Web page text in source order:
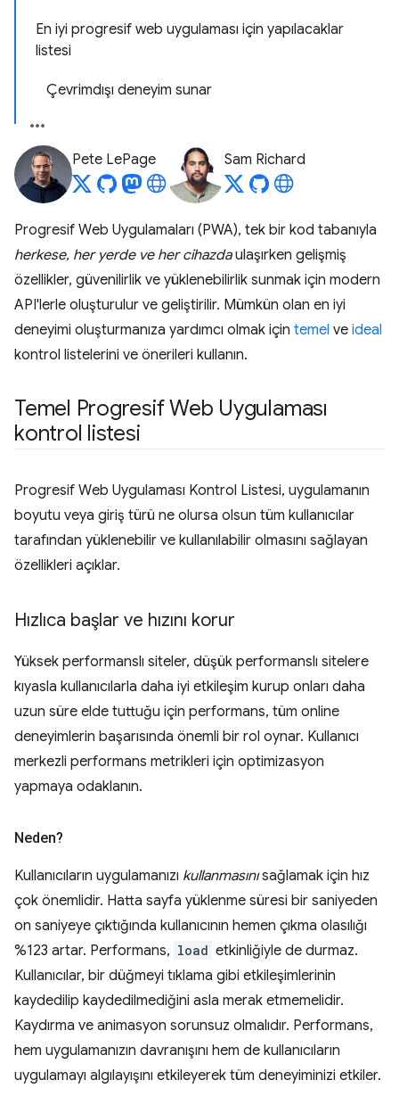
En iyi progresif web uygulaması için yapılacaklar
listesi
Çevrimdışı deneyim sunar
Pete LePage Sam Richard
Progresif Web Uygulamaları (PWA), tek bir kod tabanıyla
herkese, her yerde ve her cihazdaulaşırken gelişmiş
özellikler, güvenilirlik ve yüklenebilirlik sunmak için modern
API'lerle oluşturulur ve geliştirilir. Mümkün olan en iyi
deneyimi oluşturmanıza yardımcı olmak için temel ve ideal
kontrol listelerini ve önerileri kullanın.
Temel Progresif Web Uygulaması
kontrol listesi
Progresif Web Uygulaması Kontrol Listesi, uygulamanın
boyutu veya giriş türü ne olursa olsun tüm kullanıcılar
tarafından yüklenebilir ve kullanılabilir olmasını sağlayan
özellikleri açıklar.
Hızlıca başlar ve hızını korur
Yüksek performanslı siteler, düşük performanslı sitelere
kıyasla kullanıcılarla daha iyi etkileşim kurup onları daha
uzun süre elde tuttuğu için performans, tüm online
deneyimlerin başarısında önemli bir rol oynar. Kullanıcı
merkezli performans metrikleri için optimizasyon
yapmaya odaklanın.
Neden?
Kullanıcıların uygulamanızı kullanmasınısağlamak için hız
çok önemlidir. Hatta sayfa yüklenme süresi bir saniyeden
on saniyeye çıktığında kullanıcının hemen çıkma olasılığı
%123 artar. Performans, load etkinliğiyle de durmaz.
Kullanıcılar, bir düğmeyi tıklama gibi etkileşimlerinin
kaydedilip kaydedilmediğini asla merak etmemelidir.
Kaydırma ve animasyon sorunsuz olmalıdır. Performans,
hem uygulamanızın davranışını hem de kullanıcıların
uygulamayı algılayışını etkileyerek tüm deneyiminizi etkiler.